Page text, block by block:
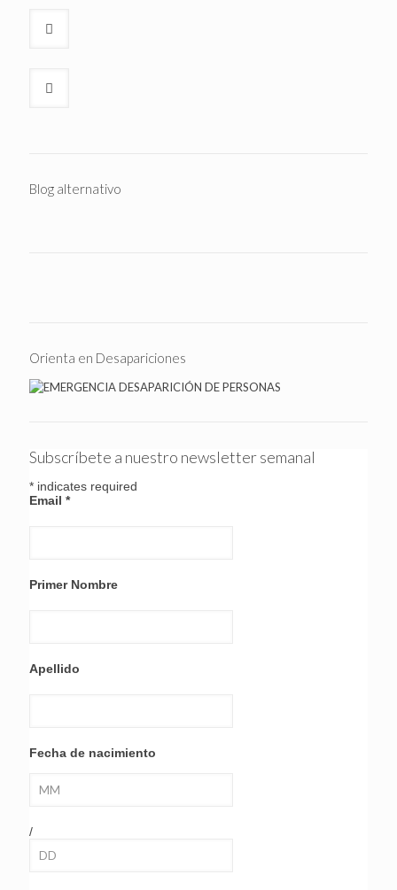
Blog alternativo
Orienta en Desapariciones
Subscríbete a nuestro newsletter semanal
* indicates required
Email *
Primer Nombre
Apellido
Fecha de nacimiento
/